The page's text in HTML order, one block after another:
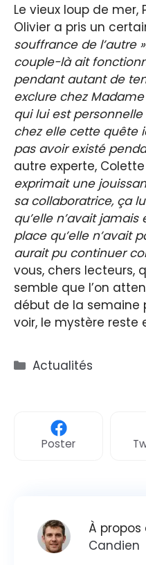
Le vieux loup de mer,
Olivier a pris un
souffrance de l’autre »
couple-là ait
pendant autant de
exclure chez
qui lui est
chez elle cette quête
pas avoir existé
autre experte,
exprimait une
sa collaboratrice, ça
qu’elle n’avait
place qu’elle n’avait
aurait pu continuer
vous, chers lecteurs,
semble que l’on
début de la semaine
voir, le mystère reste
Catégories
Actualités
Poster
À propos
Candien